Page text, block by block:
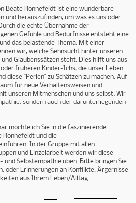
Beate Ronnefeldt ist eine wunderbare
und herauszufinden, um was es uns oder
die echte Übernahme der
Gefühle und Bedürfnisse entsteht eine
das belastende Thema. Mit einer
wir, welche Sehnsucht hinter unseren
Glaubenssätzen steht. Dies hilft uns aus
früheren Kinder-Ichs, die unser Leben
diese "Perlen" zu Schätzen zu machen. Auf
für neue Verhaltensweisen und
unseren Mitmenschen und uns selbst. Wir
sondern auch der darunterliegenden
möchte ich Sie in die faszinierende
Ronnefeldt und die
In der Gruppe mit allen
und Einzelarbeit werden wir diese
und Selbstempathie üben. Bitte bringen Sie
oder Erinnerungen an Konflikte, Ärgernisse
aus Ihrem Leben/Alltag.